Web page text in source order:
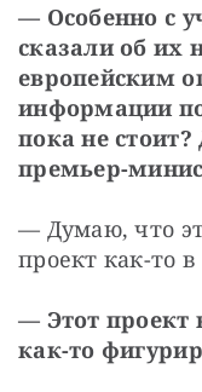
— Особенно с
сказали об их
европейским
информации
пока не
премьер-
— Думаю, что
проект как-то
— Этот проект
как-то